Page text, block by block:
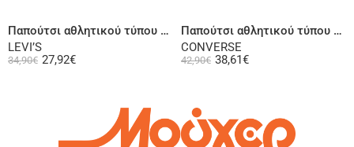
Παπούτσι αθλητικού τύπου ροζ
LEVI’S
34,90€ 27,92€
Παπούτσι αθλητικού τύπου γκρι
CONVERSE
42,90€ 38,61€